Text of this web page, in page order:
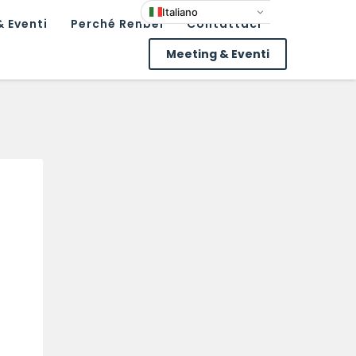
Eventi Perché Renbel
Contattaci
Meeting & Eventi
Italiano